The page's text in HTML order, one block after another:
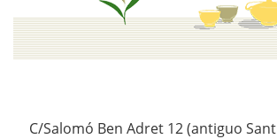
C/Salomó Ben Adret 12 (antiguo